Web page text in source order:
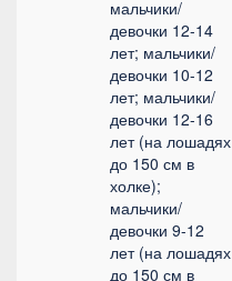
мальчики/
девочки 12-14
лет; мальчики/
девочки 10-12
лет; мальчики/
девочки 12-16
лет (на лошадях
до 150 см в
холке);
мальчики/
девочки 9-12
лет (на лошадях
до 150 см в